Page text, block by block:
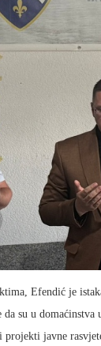
Efendić je
su u
projekti javne